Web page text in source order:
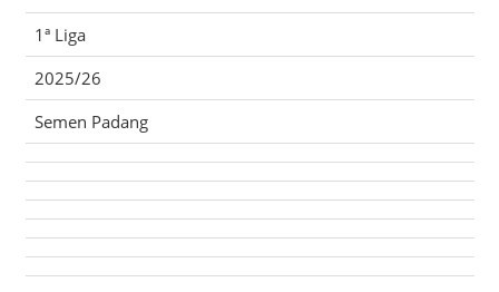
1ª Liga
2025/26
Semen Padang